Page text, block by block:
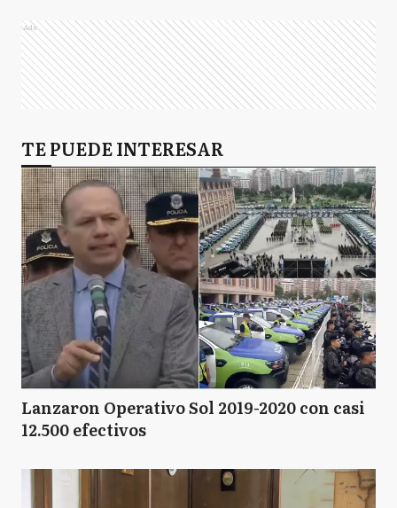
T Tornquist
VG Villa Gesell
Ads
TE PUEDE INTERESAR
Lanzaron Operativo Sol 2019-2020 con casi
12.500 efectivos